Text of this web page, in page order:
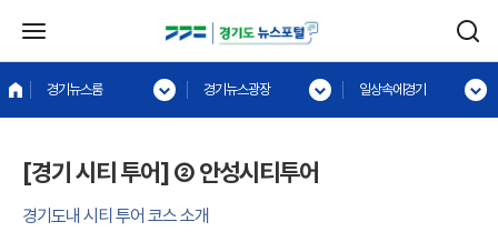
경기뉴스룸 경기뉴스광장 일상속에경기
[경기 시티 투어] ② 안성시티투어
경기도내 시티 투어 코스 소개